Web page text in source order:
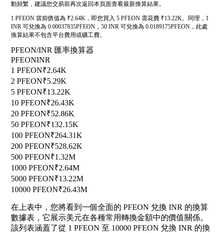
動頻繁，建議您交易前再次返回本頁面查看最新換算結果。
1 PFEON 當前價值為 ₹2.64K，即您買入 5 PFEON 需花費 ₹13.22K。同理，1
INR 可兌換為 0.00037835PFEON，50 INR 可兌換為 0.0189175PFEON，此處
換算結果不包含平台費用或礦工費。
PFEON/INR 匯率換算器
PFEONINR
1 PFEON₹2.64K
2 PFEON₹5.29K
5 PFEON₹13.22K
10 PFEON₹26.43K
20 PFEON₹52.86K
50 PFEON₹132.15K
100 PFEON₹264.31K
200 PFEON₹528.62K
500 PFEON₹1.32M
1000 PFEON₹2.64M
5000 PFEON₹13.22M
10000 PFEON₹26.43M
在上表中，您將看到一個全面的 PFEON 兌換 INR 的換算
數據表，它展示美元在各種常用轉換金額中的價值關係。
該列表涵蓋了從 1 PFEON 至 10000 PFEON 兌換 INR 的換